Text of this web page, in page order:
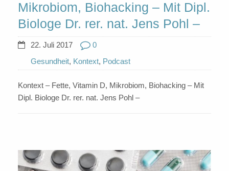
Mikrobiom, Biohacking – Mit Dipl.
Biologe Dr. rer. nat. Jens Pohl –
22. Juli 2017
0
Gesundheit, Kontext, Podcast
Kontext – Fette, Vitamin D, Mikrobiom, Biohacking – Mit
Dipl. Biologe Dr. rer. nat. Jens Pohl –